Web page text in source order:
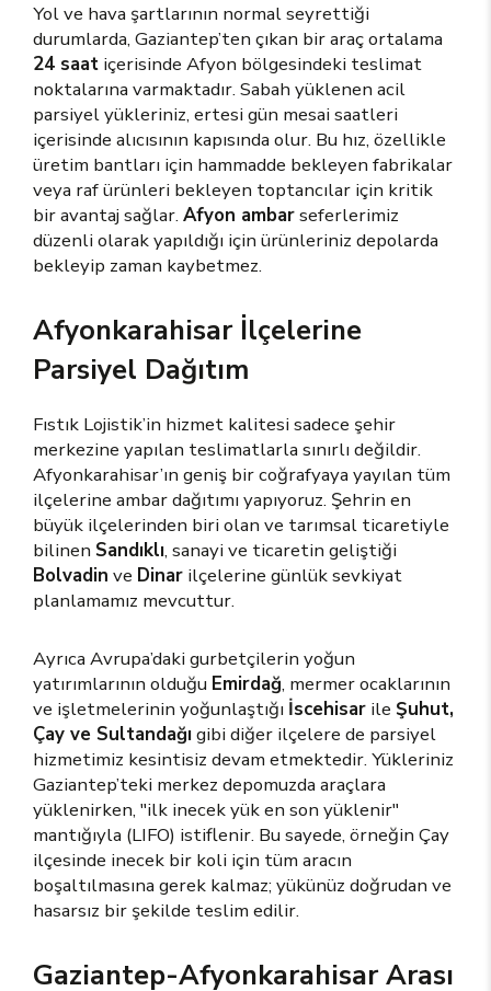
Yol ve hava şartlarının normal seyrettiği
durumlarda, Gaziantep’ten çıkan bir araç ortalama
24 saat içerisinde Afyon bölgesindeki teslimat
noktalarına varmaktadır. Sabah yüklenen acil
parsiyel yükleriniz, ertesi gün mesai saatleri
içerisinde alıcısının kapısında olur. Bu hız, özellikle
üretim bantları için hammadde bekleyen fabrikalar
veya raf ürünleri bekleyen toptancılar için kritik
bir avantaj sağlar. Afyon ambarseferlerimiz
düzenli olarak yapıldığı için ürünleriniz depolarda
bekleyip zaman kaybetmez.
Afyonkarahisar İlçelerine
Parsiyel Dağıtım
Fıstık Lojistik’in hizmet kalitesi sadece şehir
merkezine yapılan teslimatlarla sınırlı değildir.
Afyonkarahisar’ın geniş bir coğrafyaya yayılan tüm
ilçelerine ambar dağıtımı yapıyoruz. Şehrin en
büyük ilçelerinden biri olan ve tarımsal ticaretiyle
bilinen Sandıklı, sanayi ve ticaretin geliştiği
Bolvadin ve Dinar ilçelerine günlük sevkiyat
planlamamız mevcuttur.
Ayrıca Avrupa’daki gurbetçilerin yoğun
yatırımlarının olduğu Emirdağ, mermer ocaklarının
ve işletmelerinin yoğunlaştığı İscehisar ile Şuhut,
Çay ve Sultandağıgibi diğer ilçelere de parsiyel
hizmetimiz kesintisiz devam etmektedir. Yükleriniz
Gaziantep’teki merkez depomuzda araçlara
yüklenirken, "ilk inecek yük en son yüklenir"
mantığıyla (LIFO) istiflenir. Bu sayede, örneğin Çay
ilçesinde inecek bir koli için tüm aracın
boşaltılmasına gerek kalmaz; yükünüz doğrudan ve
hasarsız bir şekilde teslim edilir.
Gaziantep-Afyonkarahisar Arası